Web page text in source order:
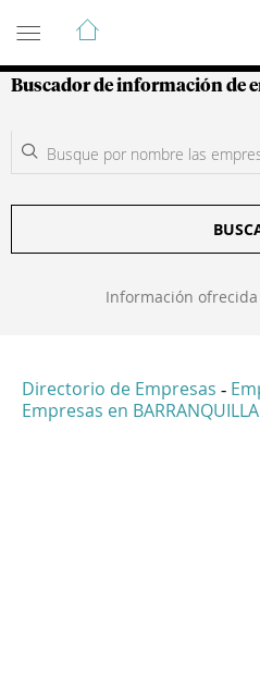
Guía de Empresas
Buscador de información de
Información
Directorio de Empresas -
Empresas en BARRANQUILLA